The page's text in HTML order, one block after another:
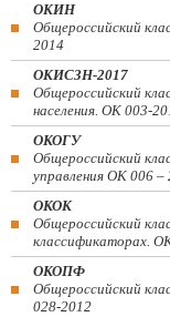
ОКИН
Общероссийский
2014
ОКИСЗН-2017
Общероссийский
населения. ОК 003-
ОКОГУ
Общероссийский
управления ОК 006 –
ОКОК
Общероссийский
классификаторах.
ОКОПФ
Общероссийский
028-2012